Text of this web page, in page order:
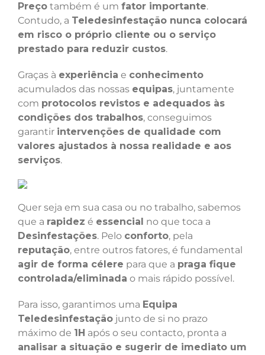
Preço também é um fator importante.
Contudo, a Teledesinfestação nunca colocará
em risco o próprio cliente ou o serviço
prestado para reduzir custos.
Graças à experiência e conhecimento
acumulados das nossas equipas, juntamente
com protocolos revistos e adequados às
condições dos trabalhos, conseguimos
garantir intervenções de qualidade com
valores ajustados à nossa realidade e aos
serviços.
Quer seja em sua casa ou no trabalho, sabemos
que a rapidez é essencial no que toca a
Desinfestações. Pelo conforto, pela
reputação, entre outros fatores, é fundamental
agir de forma célere para que a praga fique
controlada/eliminada o mais rápido possível.
Para isso, garantimos uma Equipa
Teledesinfestação junto de si no prazo
máximo de 1H após o seu contacto, pronta a
analisar a situação e sugerir de imediato um